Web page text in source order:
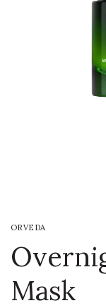
ORVEDA
Mask